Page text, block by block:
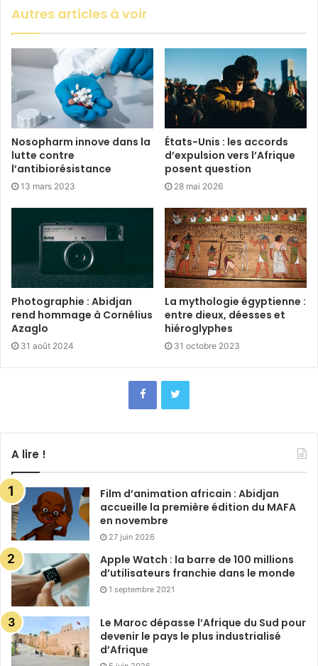
Autres articles à voir
Nosopharm innove dans la
lutte contre
l’antibiorésistance
13 mars 2023
États-Unis : les accords
d’expulsion vers l’Afrique
posent question
28 mai 2026
Photographie : Abidjan
rend hommage à Cornélius
Azaglo
31 août 2024
La mythologie égyptienne :
entre dieux, déesses et
hiéroglyphes
31 octobre 2023
A lire !
Film d’animation africain : Abidjan
accueille la première édition du MAFA
en novembre
27 juin 2026
Apple Watch : la barre de 100 millions
d’utilisateurs franchie dans le monde
1 septembre 2021
Le Maroc dépasse l’Afrique du Sud pour
devenir le pays le plus industrialisé
d’Afrique